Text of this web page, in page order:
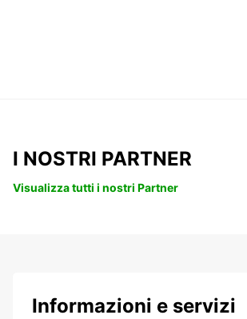
I NOSTRI PARTNER
Visualizza tutti i nostri Partner
Informazioni e servizi